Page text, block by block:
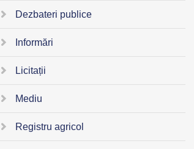
Dezbateri publice
Informări
Licitații
Mediu
Registru agricol